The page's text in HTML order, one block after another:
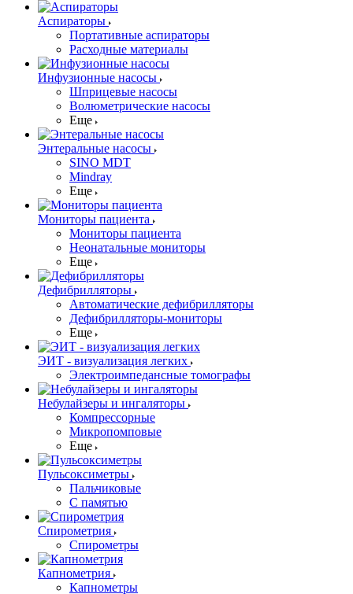
Аспираторы
Портативные аспираторы
Расходные материалы
Инфузионные насосы
Шприцевые насосы
Волюметрические насосы
Еще
Энтеральные насосы
SINO MDT
Mindray
Еще
Мониторы пациента
Мониторы пациента
Неонатальные мониторы
Еще
Дефибрилляторы
Автоматические дефибрилляторы
Дефибрилляторы-мониторы
Еще
ЭИТ - визуализация легких
Электроимпедансные томографы
Небулайзеры и ингаляторы
Компрессорные
Микропомповые
Еще
Пульсоксиметры
Пальчиковые
С памятью
Спирометрия
Спирометры
Капнометрия
Капнометры